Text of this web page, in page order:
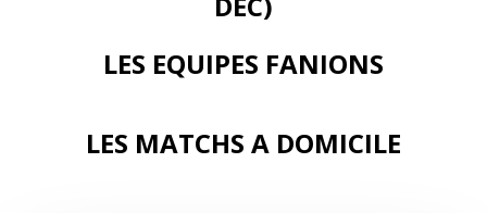
LES EQUIPES FANIONS
LES MATCHS A DOMICILE